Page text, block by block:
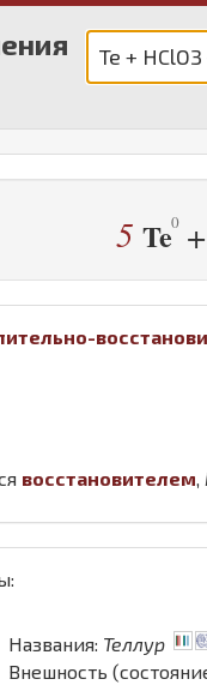
5 Te +
восстановителем,
Названия: Теллур
Внешность